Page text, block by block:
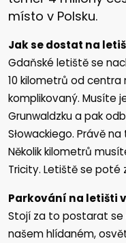
místo v Polsku.
Jak se dostat na
Gdaňské letiště se
10 kilometrů od
komplikovaný. Musíte
Grunwaldzku a pak
Słowackiego. Právě
Několik kilometrů
Tricity. Letiště se poté
Parkování na letišti
Stojí za to postarat
našem hlídaném,